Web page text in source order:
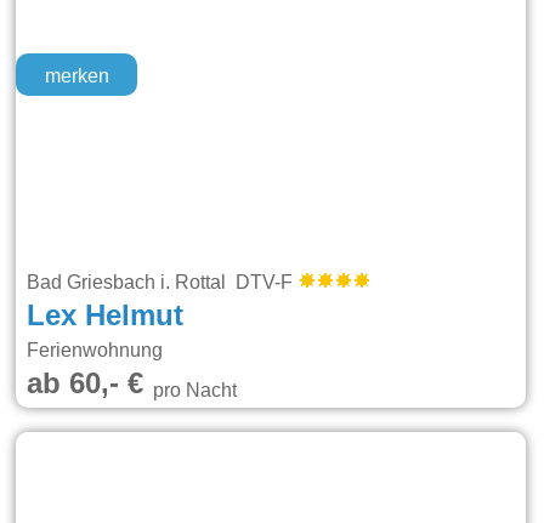
merken
Bad Griesbach i. Rottal DTV-F
Lex Helmut
Ferienwohnung
ab 60,- €pro Nacht